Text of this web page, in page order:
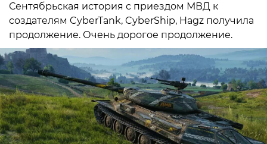
Сентябрьская история с приездом МВД к
создателям CyberTank, CyberShip, Hagz получила
продолжение. Очень дорогое продолжение.